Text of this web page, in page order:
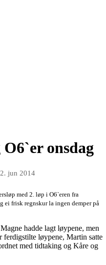
onsdag
jun 2014
med 2. løp i O6`eren fra
ei frisk regnskur la ingen demper på
hadde lagt løypene, men
løypene, Martin satte
med tidtaking og Kåre og